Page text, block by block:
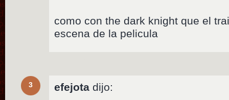
como con the dark knight que el
escena de la pelicula
3 efejota dijo: